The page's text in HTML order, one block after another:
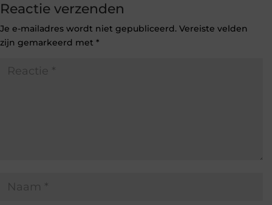
Reactie verzenden
Je e-mailadres wordt niet gepubliceerd. Vereiste velden
zijn gemarkeerd met *